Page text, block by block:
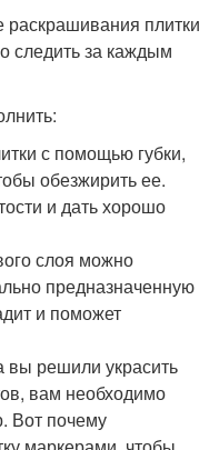
плитки
следить за каждым
с помощью губки,
обезжирить ее.
и дать хорошо
слоя можно
предназначенную
и поможет
вы решили украсить
вам необходимо
Вот почему